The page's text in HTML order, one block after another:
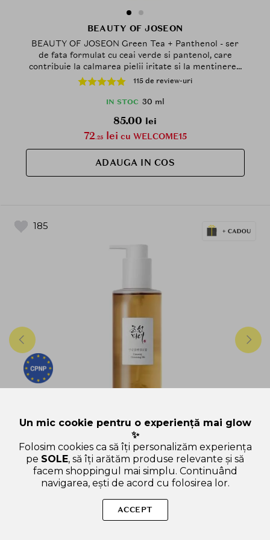
BEAUTY OF JOSEON
BEAUTY OF JOSEON Green Tea + Panthenol - ser
de fata formulat cu ceai verde si pantenol, care
contribuie la calmarea pielii iritate si la mentinerea
barierei de hidratare - 30 ml
115 de review-uri
IN STOC 30 ml
85.00 lei
72.25lei cu WELCOME15
ADAUGA IN COS
185
BEAUTY OF JOSEON
BEAUTY OF JOSEON Ginseng Collection Ulei de
Curatare Facial - Curatare Profunda si Protectie, 210
ml
Un mic cookie pentru o experiență mai glow
✨
Folosim cookies ca să îți personalizăm experiența
pe SOLE, să îți arătăm produse relevante și să
facem shoppingul mai simplu. Continuând
navigarea, ești de acord cu folosirea lor.
ACCEPT